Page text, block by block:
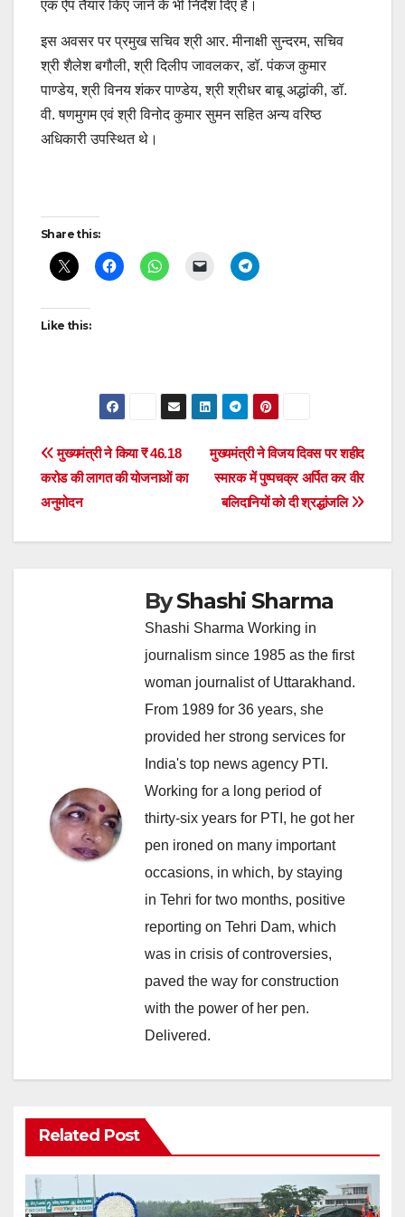
एक ऐप तैयार किए जाने के भी निर्देश दिए हैं।
इस अवसर पर प्रमुख सचिव श्री आर. मीनाक्षी सुन्दरम, सचिव
श्री शैलेश बगौली, श्री दिलीप जावलकर, डॉ. पंकज कुमार
पाण्डेय, श्री विनय शंकर पाण्डेय, श्री श्रीधर बाबू अद्धांकी, डॉ.
वी. षणमुगम एवं श्री विनोद कुमार सुमन सहित अन्य वरिष्ठ
अधिकारी उपस्थित थे।
Post
navigation
Share this:
Like this:
Post
navigation
मुख्यमंत्री ने विजय दिवस पर शहीद
स्मारक में पुष्पचक्र अर्पित कर वीर
बलिदानियों को दी श्रद्धांजलि
मुख्यमंत्री ने किया ₹ 46.18
करोड की लागत की योजनाओं का
अनुमोदन
ByShashi Sharma
Shashi Sharma Working in
journalism since 1985 as the first
woman journalist of Uttarakhand.
From 1989 for 36 years, she
provided her strong services for
India's top news agency PTI.
Working for a long period of
thirty-six years for PTI, he got her
pen ironed on many important
occasions, in which, by staying
in Tehri for two months, positive
reporting on Tehri Dam, which
was in crisis of controversies,
paved the way for construction
with the power of her pen.
Delivered.
Related Post